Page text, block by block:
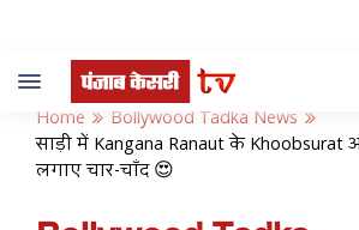
Toggle
navigation
Home
Bollywood Tadka News
साड़ी में Kangana Ranaut के Khoobsurat
लगाए चार-चाँद 😍